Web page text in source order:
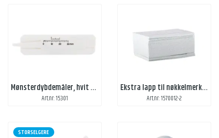
Mønsterdybdemåler, hvit m/ 1 farge trykk 2 sider
Art.nr: 15301
Ekstra lapp til nøkkelmerking
Art.nr: 1570012-2
STORSELGERE